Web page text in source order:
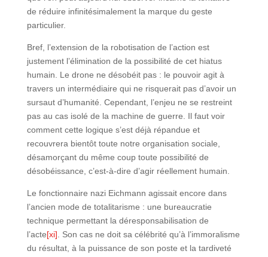
de réduire infinitésimalement la marque du geste
particulier.
Bref, l’extension de la robotisation de l’action est
justement l’élimination de la possibilité de cet hiatus
humain. Le drone ne désobéit pas : le pouvoir agit à
travers un intermédiaire qui ne risquerait pas d’avoir un
sursaut d’humanité. Cependant, l’enjeu ne se restreint
pas au cas isolé de la machine de guerre. Il faut voir
comment cette logique s’est déjà répandue et
recouvrera bientôt toute notre organisation sociale,
désamorçant du même coup toute possibilité de
désobéissance, c’est-à-dire d’agir réellement humain.
Le fonctionnaire nazi Eichmann agissait encore dans
l’ancien mode de totalitarisme : une bureaucratie
technique permettant la déresponsabilisation de
l’acte[xi] . Son cas ne doit sa célébrité qu’à l’immoralisme
du résultat, à la puissance de son poste et la tardiveté